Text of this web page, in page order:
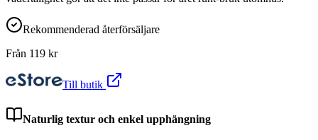
Rekommenderad återförsäljare
Från 119 kr
Till butik
Naturlig textur och enkel upphängning